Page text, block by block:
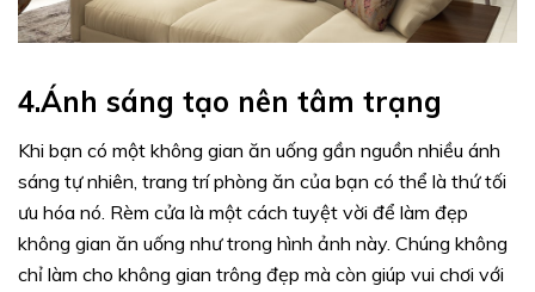
4.Ánh sáng tạo nên tâm trạng
Khi bạn có một không gian ăn uống gần nguồn nhiều ánh
sáng tự nhiên, trang trí phòng ăn của bạn có thể là thứ tối
ưu hóa nó. Rèm cửa là một cách tuyệt vời để làm đẹp
không gian ăn uống như trong hình ảnh này. Chúng không
chỉ làm cho không gian trông đẹp mà còn giúp vui chơi với